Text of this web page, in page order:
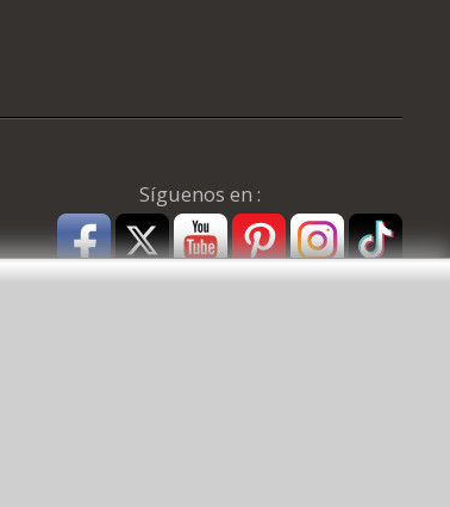
Síguenos en :